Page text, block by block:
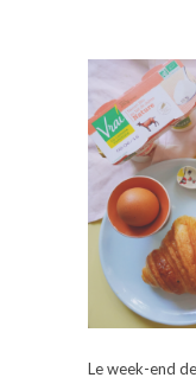
Le week-end